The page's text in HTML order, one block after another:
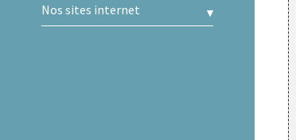
Nos sites internet